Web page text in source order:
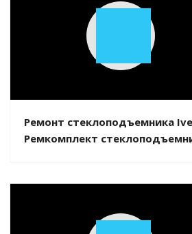
Play
Ремонт стеклоподъемника
Ремкомплект